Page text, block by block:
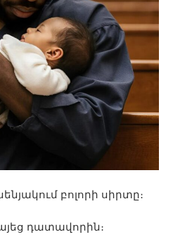
բոլորի սիրտը։
դատավորին։